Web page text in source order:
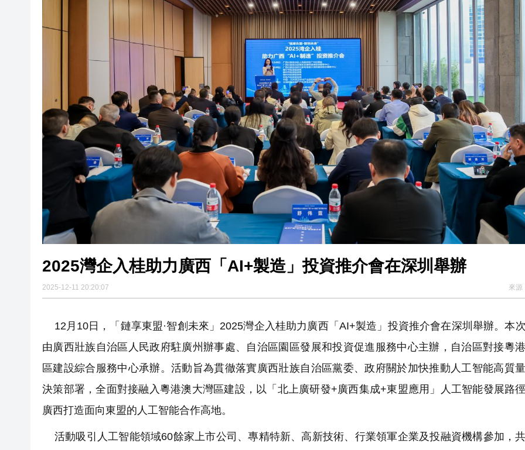
​100+HKArtShow亮相香港圓方：數字藝術探索文化表達新路徑
長鑫科技上市，碧桂園少賺420多億
耀才證券遭證監譴責兼罰款280萬 涉可疑交易監控缺失
哈電集團原黨委常委、紀委書記楊宏勇被開除黨籍
71歲小巴司機服感冒藥後駕車輾斃八旬老翁 被判監14個月及停牌5年
中環26歲交易員挪用5000萬 傳炒海力士ETF蝕1.5億
2025灣企入桂助力廣西「AI+製造」投資推介會在深圳舉辦
2025-12-11 20:20:07 來源
12月10日，「鏈享東盟·智創未來」2025灣企入桂助力廣西「AI+製造」投資推介會在深圳舉辦。本
由廣西壯族自治區人民政府駐廣州辦事處、自治區園區發展和投資促進服務中心主辦，自治區對接粵
區建設綜合服務中心承辦。活動旨為貫徹落實廣西壯族自治區黨委、政府關於加快推動人工智能高質
決策部署，全面對接融入粵港澳大灣區建設，以「北上廣研發+廣西集成+東盟應用」人工智能發展路
廣西打造面向東盟的人工智能合作高地。
活動吸引人工智能領域60餘家上市公司、專精特新、高新技術、行業領軍企業及投融資機構參加，